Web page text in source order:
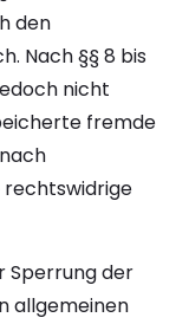
den
Nach §§ 8 bis
nicht
fremde
rechtswidrige
Sperrung der
allgemeinen